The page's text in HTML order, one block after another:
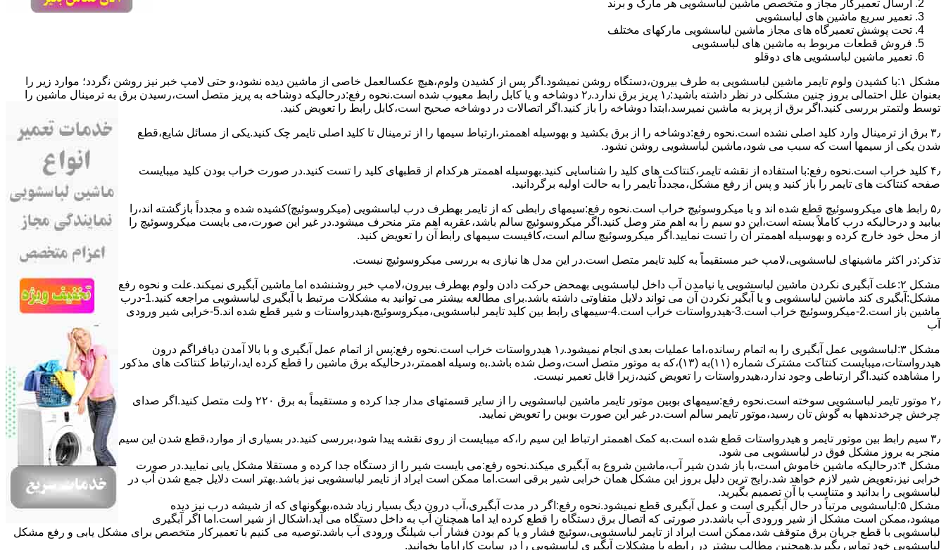
ارسال تعمیرکار مجاز و متخصص ماشین لباسشویی هر مارک و برند
تعمیر سریع ماشین های لباسشویی
تحت پوشش تعمیرگاه های مجاز ماشین لباسشویی مارکهای مختلف
فروش قطعات مربوط به ماشین های لباسشویی
تعمیر ماشین لباسشویی های دوقلو
مشکل ۱:ﺑﺎ ﮐﺸﯿﺪن وﻟﻮم ﺗﺎﯾﻤﺮ ماشین لباسشویی به طرف ﺑﯿﺮون،دستگاه روﺷﻦ نمیشود.اﮔﺮ ﭘﺲ از ﮐﺸﯿﺪن وﻟﻮم،ﻫﯿﭻ عکسالعمل ﺧﺎﺻﯽ از ﻣﺎﺷﯿﻦ دﯾﺪه نشود،و حتی ﻻﻣﭗ ﺧﺒﺮ ﻧﯿﺰ روﺷﻦ ﻧگردد؛ موارد زیر را
بعنوان ﻋﻠﻞ احتمالی بروز چنین مشکلی در نظر داشته باشید:۱٫ ﭘﺮﯾﺰ ﺑﺮق ﻧﺪارد.۲٫ دوﺷﺎﺧﻪ و ﯾﺎ ﮐﺎﺑﻞ راﺑﻂ ﻣﻌﯿﻮب ﺷﺪه است.نحوه رفع:درحالیکه دوﺷﺎﺧﻪ ﺑﻪ ﭘﺮﯾﺰ ﻣﺘﺼﻞ اﺳﺖ،رﺳﯿﺪن ﺑﺮق ﺑﻪ ﺗﺮﻣﯿﻨﺎل ﻣﺎﺷﯿﻦ را
ﺗﻮﺳﻂ ولتمتر بررسی ﮐﻨﯿﺪ.اﮔﺮ ﺑﺮق از ﭘﺮﯾﺰ ﺑﻪ ﻣﺎﺷﯿﻦ نمیرسد،اﺑﺘﺪا دوشاخه را باز کنید.اﮔﺮ اﺗﺼﺎﻻت در دوشاخه ﺻﺤﯿﺢ اﺳﺖ،ﮐﺎﺑﻞ راﺑﻂ را ﺗﻌﻮﯾﺾ کنید.
۳٫ ﺑﺮق از ﺗﺮﻣﯿﻨﺎل وارد ﮐﻠﯿﺪ اﺻﻠﯽ ﻧﺸﺪه است.نحوه رﻓﻊ:دوشاخه را از ﺑﺮق بکشید و بهوسیله اهممتر،ارﺗﺒﺎط سیمها را از ﺗﺮﻣﯿﻨﺎل ﺗﺎ ﮐﻠﯿﺪ اﺻﻠﯽ ﺗﺎﯾﻤﺮ چک کنید.یکی از مسائل شایع،ﻗﻄﻊ
شدن ﯾﮑﯽ از سیمها است که سبب می شود،ﻣﺎﺷﯿﻦ لباسشویی روﺷﻦ نشود.
۴٫ ﮐﻠﯿﺪ ﺧﺮاب اﺳﺖ.نحوه رفع:ﺑﺎ اﺳﺘﻔﺎده از ﻧﻘﺸﻪ ﺗﺎﯾﻤﺮ،ﮐﻨﺘﺎﮐﺖ ﻫﺎی ﮐﻠﯿﺪ را ﺷﻨﺎﺳﺎﯾﯽ کنید.بهوسیله اهممتر هرکدام از قطبهای ﮐﻠﯿﺪ را ﺗﺴﺖ ﮐﻨﯿﺪ.در ﺻﻮرت ﺧﺮاب ﺑﻮدن ﮐﻠﯿﺪ میبایست
ﺻﻔﺤﻪ ﮐﻨﺘﺎﮐﺖ ﻫﺎی ﺗﺎﯾﻤﺮ را باز کنید و ﭘﺲ از رﻓﻊ مشکل،مجدداً ﺗﺎﯾﻤﺮ را به حالت اوﻟﯿﻪ برگردانید.
۵٫ رابط های ﻣﯿﮑﺮوﺳﻮﺋﯿﭻ ﻗﻄﻊ شده اند و ﯾﺎ ﻣﯿﮑﺮوﺳﻮﺋﯿﭻ ﺧﺮاب اﺳﺖ.نحوه رفع:سیمهای راﺑﻄﯽ ﮐﻪ از ﺗﺎﯾﻤﺮ بهطرف درب لباسشویی (ﻣﯿﮑﺮوﺳﻮﺋﯿﭻ)کشیده شده و مجدداً بازگشته اند،را
ﺑﯿﺎﺑﯿﺪ و درحالیکه درب کاملاً ﺑﺴﺘﻪ اﺳﺖ،اﯾﻦ دو ﺳﯿﻢ را ﺑﻪ اﻫﻢ ﻣﺘﺮ وصل کنید.اﮔﺮ ﻣﯿﮑﺮوﺳﻮﺋﯿﭻ ﺳﺎﻟﻢ ﺑﺎﺷﺪ،ﻋﻘﺮﺑﻪ اهم متر ﻣﻨﺤﺮف میشود.در ﻏﯿﺮ اﯾﻦ ﺻﻮرت،می بایست ﻣﯿﮑﺮوﺳﻮﺋﯿﭻ را
از ﻣﺤﻞ خود ﺧﺎرج کرده و بهوسیله اهممتر آن را ﺗﺴﺖ ﻧﻤﺎﯾﯿﺪ.اﮔﺮ ﻣﯿﮑﺮوﺳﻮﺋﯿﭻ ﺳﺎﻟﻢ اﺳﺖ،ﮐﺎﻓﯿﺴﺖ سیمهای راﺑﻄ آن را ﺗﻌﻮﯾﺾ کنید.
ﺗﺬﮐﺮ:در اﮐﺜﺮ ماشینهای لباسشویی،ﻻﻣﭗ ﺧﺒﺮ مستقیماً ﺑﻪ ﮐﻠﯿﺪ ﺗﺎﯾﻤﺮ ﻣﺘﺼﻞ اﺳﺖ.در اﯾﻦ مدل ها ﻧﯿﺎزی ﺑﻪ بررسی ﻣﯿﮑﺮوﺳﻮﺋﯿﭻ نیست.
مشکل ۲:علت آبگیری نکردن ماشین لباسشویی یا نیامدن آب داخل لباسشویی بهمحض ﺣﺮﮐﺖ دادن وﻟﻮم بهطرف ﺑﯿﺮون،ﻻﻣﭗ ﺧﺒﺮ روشنشده اﻣﺎ ﻣﺎﺷﯿﻦ آﺑﮕﯿﺮی نمیکند.ﻋﻠﺖ و نحوه رﻓﻊ
مشکل:آبگیری کند ماشین لباسشویی و یا آبگیر نکردن آن می تواند دلایل متفاوتی داشته باشد.برای مطالعه بیشتر می توانید به مشکلات مرتبط با آبگیری لباسشویی مراجعه کنید.1-درب
ﻣﺎﺷﯿﻦ ﺑﺎز اﺳﺖ.2-ﻣﯿﮑﺮوﺳﻮﺋﯿﭻ ﺧﺮاب اﺳﺖ.3-ﻫﯿﺪرواﺳﺘﺎت ﺧﺮاب اﺳﺖ.4-سیمهای راﺑﻂ ﺑﯿﻦ ﮐﻠﯿﺪ ﺗﺎﯾﻤﺮ لباسشویی،ﻣﯿﮑﺮوﺳﻮﺋﯿﭻ،ﻫﯿﺪرواﺳﺘﺎت و ﺷﯿﺮ ﻗﻄﻊ ﺷﺪه اند.5-خرابی شیر ورودی
آب
مشکل ۳:لباسشویی ﻋﻤﻞ آﺑﮕﯿﺮی را ﺑﻪ اﺗﻤﺎم رﺳﺎﻧﺪه،اﻣﺎ ﻋﻤﻠﯿﺎت ﺑﻌﺪی اﻧﺠﺎم نمیشود.۱٫ ﻫﯿﺪرواﺳﺘﺎت ﺧﺮاب اﺳﺖ.نحوه رﻓﻊ:ﭘﺲ از اﺗﻤﺎم عمل آﺑﮕﯿﺮی و ﺑﺎ ﺑﺎﻻ آﻣﺪن دﯾﺎﻓﺮاﮔﻢ درون
ﻫﯿﺪرواﺳﺘﺎت،میبایست ﮐﻨﺘﺎﮐﺖ ﻣﺸﺘﺮک شماره (۱۱)به (۱۳)،ﮐﻪ ﺑﻪ ﻣﻮﺗﻮر ﻣﺘﺼﻞ اﺳﺖ،وﺻﻞ ﺷﺪه ﺑﺎﺷﺪ.ﺑه وسیله اهممتر،درحالیکه ﺑﺮق ﻣﺎﺷﯿﻦ را ﻗﻄﻊ کرده اید،ارﺗﺒﺎط ﮐﻨﺘﺎﮐﺖ ﻫﺎی ﻣﺬﮐﻮر
را ﻣﺸﺎﻫﺪه کنید.اﮔﺮ ارﺗﺒﺎطی وجود ندارد،ﻫﯿﺪرواﺳﺘﺎت را ﺗﻌﻮﯾﺾ ﮐﻨﯿﺪ،زﯾﺮا قابل ﺗﻌﻤﯿﺮ نیست.
۲٫ ﻣﻮﺗﻮر ﺗﺎﯾﻤﺮ لباسشویی ﺳﻮﺧﺘﻪ اﺳﺖ.نحوه رﻓﻊ:سیمهای ﺑﻮﺑﯿﻦ ﻣﻮﺗﻮر ﺗﺎﯾﻤﺮ ماشین لباسشویی را از ﺳﺎﯾﺮ قسمتهای ﻣﺪار ﺟﺪا کرده و مستقیماً ﺑﻪ برق ۲۲۰ وﻟﺖ ﻣﺘﺼﻞ کنید.اﮔﺮ ﺻﺪای
ﭼﺮﺧﺶ چرخدندهها به گوش تان رﺳﯿﺪ،ﻣﻮﺗﻮر ﺗﺎﯾﻤﺮ ﺳﺎﻟﻢ اﺳﺖ.در ﻏﯿﺮ اﯾﻦ ﺻﻮرت ﺑﻮﺑﯿﻦ را ﺗﻌﻮﯾﺾ ﻧﻤﺎﯾﯿﺪ.
۳٫ ﺳﯿﻢ راﺑﻂ ﺑﯿﻦ ﻣﻮﺗﻮر ﺗﺎﯾﻤﺮ و ﻫﯿﺪرواﺳﺘﺎت ﻗﻄﻊ ﺷﺪه اﺳﺖ.به کمک اهممتر ارﺗﺒﺎط اﯾﻦ ﺳﯿﻢ را،ﮐﻪ میبایست از روی ﻧﻘﺸﻪ ﭘﯿﺪا ﺷﻮد،بررسی ﮐﻨﯿﺪ.در ﺑﺴﯿﺎری از موارد،ﻗﻄﻊ ﺷﺪن اﯾﻦ ﺳﯿﻢ
ﻣﻨﺠﺮ ﺑﻪ ﺑﺮوز مشکل ﻓﻮق در لباسشویی می شود.
مشکل ۴:درحالیکه ﻣﺎﺷﯿﻦ ﺧﺎﻣﻮش اﺳﺖ،ﺑﺎ ﺑﺎز ﺷﺪن ﺷﯿﺮ آب،ﻣﺎﺷﯿﻦ ﺷﺮوع ﺑﻪ آﺑﮕﯿﺮی میکند.نحوه رﻓﻊ:می بایست ﺷﯿﺮ را از دستگاه جدا کرده و مستقلا مشکل یابی نمایید.در صورت
خرابی نیز،تعویض شیر لازم خواهد شد.رایج ترین دلیل بروز این مشکل همان خرابی شیر برقی است.اما ممکن است ایراد از تایمر لباسشویی نیز باشد.بهتر است دلایل جمع شدن آب در
لباسشویی را بدانید و متناسب با آن تصمیم بگیرید.
مشکل ۵:لباسشویی مرتباً در ﺣﺎل آﺑﮕﯿﺮی اﺳﺖ و ﻋﻤﻞ آﺑﮕﯿﺮی ﻗﻄﻊ نمیشود.نحوه رﻓﻊ:اﮔﺮ در ﻣﺪت آﺑﮕﯿﺮی،آب درون دﯾﮓ ﺑﺴﯿﺎر زﯾﺎد ﺷﺪه،بهگونهای ﮐﻪ از ﺷﯿﺸﻪ درب ﻧﯿﺰ دﯾﺪه
میشود،ممکن است مشکل از شیر ورودی آب باشد.در صورتی که اتصال برق دستگاه را قطع کرده اید اما همچنان آب به داخل دستگاه می آید،اشکال از شیر است.اما اگر آبگیری
لباسشویی با قطع جریان برق متوقف شد،ممکن است ایراد از تایمر لباسشویی،سوئیچ فشار و یا کم بودن فشار آب شیلنگ ورودی آب باشد.توصیه می کنیم با تعمیرکار متخصص برای مشکل یابی و رفع مشکل
لباسشویی خود تماس بگیرید.همچنین مطالب بیشتر در رابطه با مشکلات آبگیری لباسشویی را در سایت کاراباما بخوانید.